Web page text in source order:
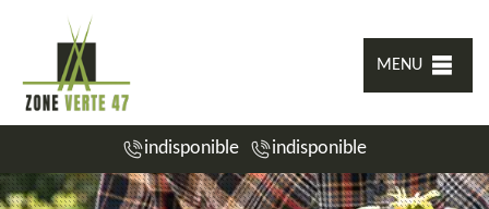
MENU
indisponible indisponible